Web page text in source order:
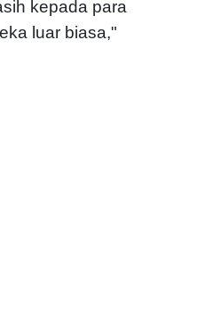
kepada para
luar biasa,"